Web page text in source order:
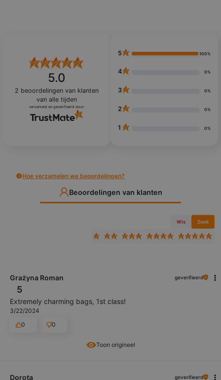
5.0
2 beoordelingen van klanten
van alle tijden
verzameld en geverifieerd door
5 100%
4 0%
3 0%
2 0%
1 0%
Hoe verzamelen we beoordelingen?
Beoordelingen van klanten
Wis Zoek
Toon origineel
Grażyna Roman geverifieerd
5
Extremely charming bags, 1st class!
3/22/2024
0
0
Dorota geverifieerd